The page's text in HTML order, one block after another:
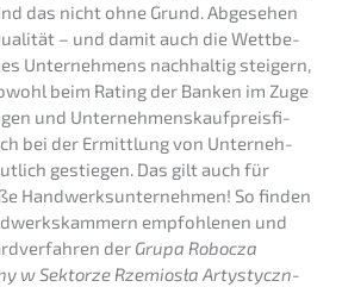
das nicht ohne Grund. Abgese­hen
– und damit auch die Wettbe­
Unter­neh­mens nachhal­tig steigern,
beim Rating der Banken im Zuge
und Unter­neh­mens­kauf­preis­fi­
bei der Ermitt­lung von Unter­neh­
gestie­gen. Das gilt auch für
Handwerks­un­ter­neh­men! So finden
empfoh­le­nen und
der Grupa Roboc­za
w Sektor­ze Rzemio­sła Artysty­cz­n­